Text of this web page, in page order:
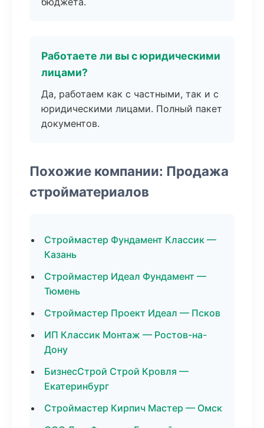
Работаете ли вы с юридическими
лицами?
Да, работаем как с частными, так и с
юридическими лицами. Полный пакет
документов.
Похожие компании: Продажа
стройматериалов
Строймастер Фундамент Классик —
Казань
Строймастер Идеал Фундамент —
Тюмень
Строймастер Проект Идеал — Псков
ИП Классик Монтаж — Ростов-на-
Дону
БизнесСтрой Строй Кровля —
Екатеринбург
Строймастер Кирпич Мастер — Омск